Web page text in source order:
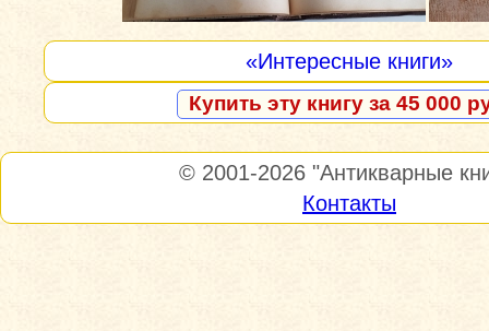
«Интересные книги»
Купить эту книгу за 45 000
© 2001-2026 "Антикварные
Контакты